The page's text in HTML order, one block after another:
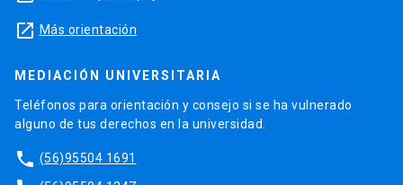
launch Más orientación
MEDIACIÓN UNIVERSITARIA
Teléfonos para orientación y consejo si se ha vulnerado
alguno de tus derechos en la universidad.
phone (56)95504 1691